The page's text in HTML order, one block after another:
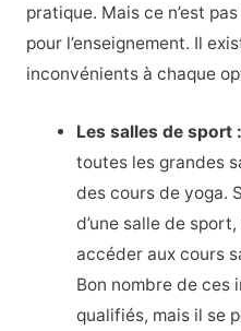
pratique. Mais ce n’est
pour l’enseignement. Il
inconvénients à chaque
Les salles de sport :
toutes les grandes
des cours de yoga.
d’une salle de
accéder aux cours
Bon nombre de ces
qualifiés, mais il se